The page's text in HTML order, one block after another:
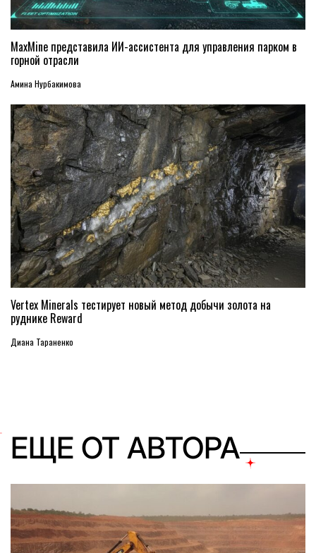
MaxMine представила ИИ-ассистента для управления парком в
горной отрасли
Амина Нурбакимова
Vertex Minerals тестирует новый метод добычи золота на
руднике Reward
Диана Тараненко
ЕЩЕ ОТ АВТОРА